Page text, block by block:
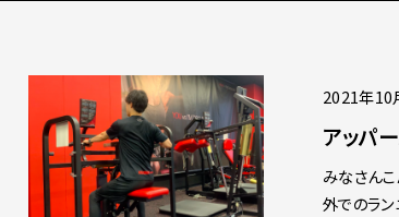
2021年10
アッパ
みなさんこ
外でのラ